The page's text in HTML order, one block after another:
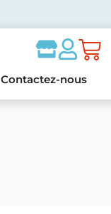
Contactez-nous